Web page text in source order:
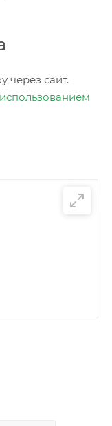
через сайт.